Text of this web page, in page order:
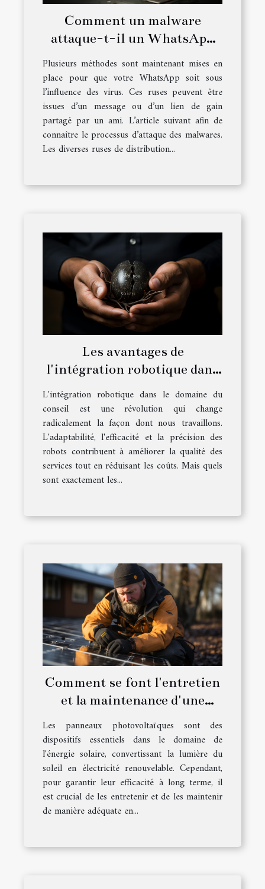
Comment un malware
attaque-t-il un WhatsApp
sous Android ?
Plusieurs méthodes sont maintenant mises en
place pour que votre WhatsApp soit sous
l’influence des virus. Ces ruses peuvent être
issues d’un message ou d’un lien de gain
partagé par un ami. L’article suivant afin de
connaître le processus d’attaque des malwares.
Les diverses ruses de distribution...
Les avantages de
l'intégration robotique dans
le conseil
L'intégration robotique dans le domaine du
conseil est une révolution qui change
radicalement la façon dont nous travaillons.
L'adaptabilité, l'efficacité et la précision des
robots contribuent à améliorer la qualité des
services tout en réduisant les coûts. Mais quels
sont exactement les...
Comment se font l'entretien
et la maintenance d'une
installation de panneaux
photovoltaïques ?
Les panneaux photovoltaïques sont des
dispositifs essentiels dans le domaine de
l'énergie solaire, convertissant la lumière du
soleil en électricité renouvelable. Cependant,
pour garantir leur efficacité à long terme, il
est crucial de les entretenir et de les maintenir
de manière adéquate en...